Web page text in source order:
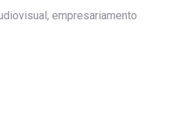
empresariamento